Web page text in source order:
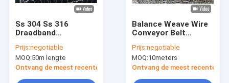
Verzoek om een Citaat
Ss 304 Ss 316
Draadband
Prijs:negotiable
MOQ:50m lengte
Ontvang de meest recente Prijs
Balance Weave Wire
Conveyor Belt
M/Min tot 60 M/Min
glad oppervlak
Prijs:negotiable
MOQ:10meters
Ontvang de meest recente